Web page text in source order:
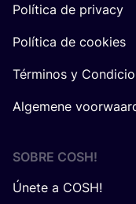
Política de privacy
Política de cookies
Términos y
Algemene
SOBRE COSH!
Únete a COSH!